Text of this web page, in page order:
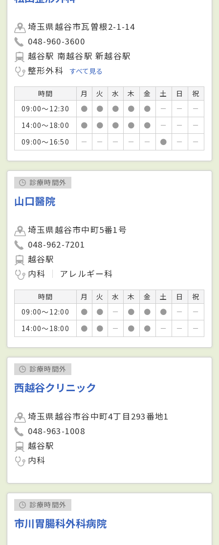
埼玉県越谷市瓦曽根2-1-14
048-960-3600
越谷駅 南越谷駅 新越谷駅
整形外科
すべて見る
時間 月 火 水 木 金 土 日
祝
09:00～12:30
● ● ● ● ● － －
－
14:00～18:00
● ● ● ● ● － －
－
09:00～16:50
－ － － － － ● － －
診療時間外
山口醫院
埼玉県越谷市中町5番1号
048-962-7201
越谷駅
内科
アレルギー科
時間 月 火 水 木 金 土 日
祝
09:00～12:00
● ● － ● ● ● －
－
14:00～18:00
● ● － ● ● － － －
診療時間外
西越谷クリニック
埼玉県越谷市谷中町4丁目293番地1
048-963-1008
越谷駅
内科
診療時間外
市川胃腸科外科病院